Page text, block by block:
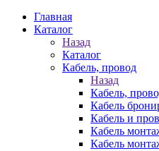
Главная
Каталог
Назад
Каталог
Кабель, провод
Назад
Кабель,
Кабель
Кабель и
Кабель
Кабель